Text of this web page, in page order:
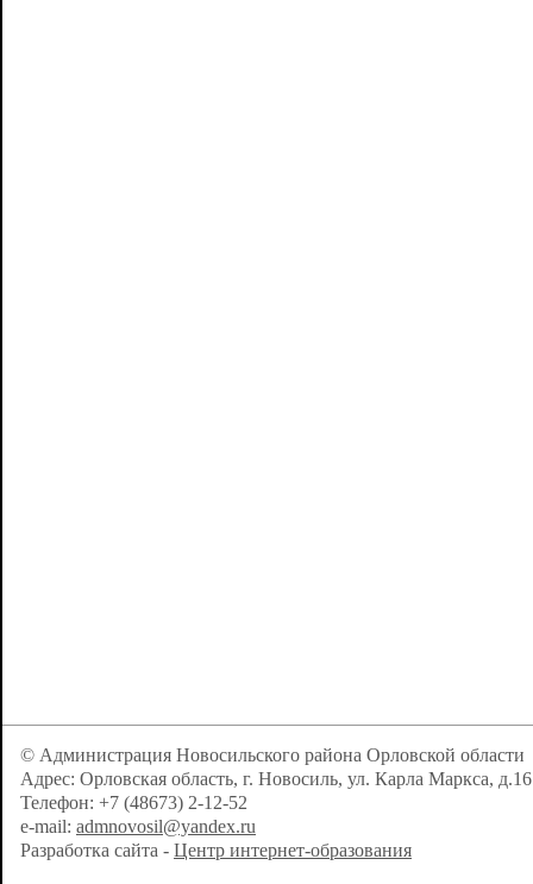
© Администрация Новосильского района Орловской области
Адрес: Орловская область, г. Новосиль, ул. Карла Маркса, д.16
Телефон: +7 (48673) 2-12-52
e-mail: admnovosil@yandex.ru
Разработка сайта - Центр интернет-образования